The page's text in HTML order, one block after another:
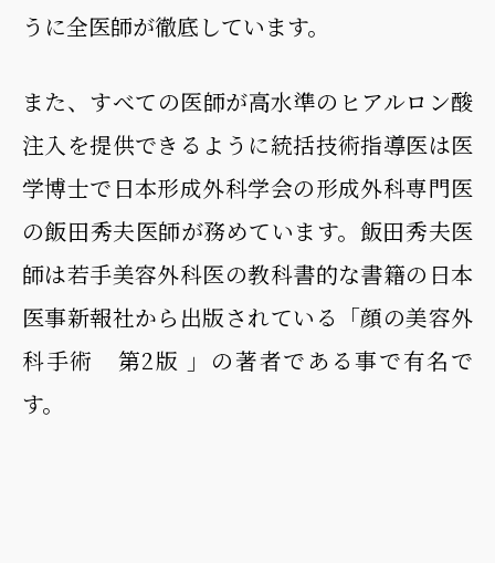
うに全医師が徹底しています。
また、すべての医師が高水準のヒアルロン酸
注入を提供できるように統括技術指導医は医
学博士で日本形成外科学会の形成外科専門医
の飯田秀夫医師が務めています。飯田秀夫医
師は若手美容外科医の教科書的な書籍の日本
医事新報社から出版されている「顔の美容外
科手術 第2版 」の著者である事で有名で
す。